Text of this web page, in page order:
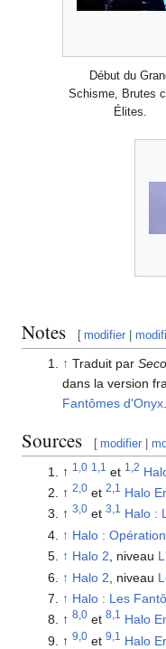
Début du
Schisme, Brutes
Élites.
Notes [ modifier |
↑ Traduit par
dans la version
Fantômes d'Onyx.
Sources [ modifier |
↑ 1,0 1,1 et 1,2
↑ 2,0et 2,1 Halo
↑ 3,0et 3,1 Halo :
↑ Halo :
↑ Halo 2, niveau
↑ Halo 2 , niveau
↑ Halo : Les
↑ 8,0et 8,1 Halo
↑ 9,0et 9,1 Halo